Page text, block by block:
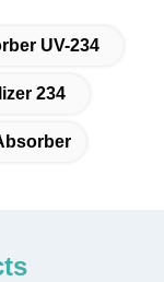
UV-234
234